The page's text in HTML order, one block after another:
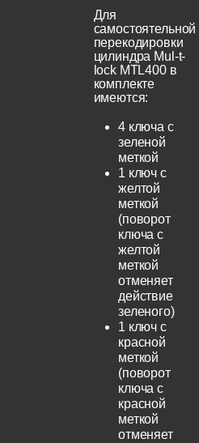
Для
самостоятельной
перекодировки
цилиндра Mul-t-
lock MTL400 в
комплекте
имеются:
4 ключа с
зеленой
меткой
1 ключ с
желтой
меткой
(поворот
ключа с
желтой
меткой
отменяет
действие
зеленого)
1 ключ с
красной
меткой
(поворот
ключа с
красной
меткой
отменяет